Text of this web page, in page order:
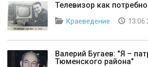
Телевизор как
Краеведение
Валерий Бугаев: "Я –
Тюменского района"